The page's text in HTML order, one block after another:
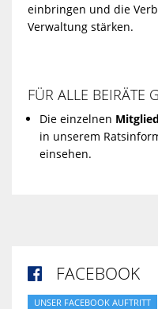
einbringen und die
Verwaltung stärken.
FÜR ALLE BEIRÄTE
Die einzelnen
in unserem
einsehen.
 FACEBOOK
UNSER FACEBOOK AUFTRITT